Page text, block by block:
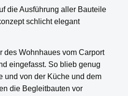
die Ausführung aller Bauteile
schlicht elegant
des Wohnhaues vom Carport
eingefasst. So blieb genug
und von der Küche und dem
die Begleitbauten vor